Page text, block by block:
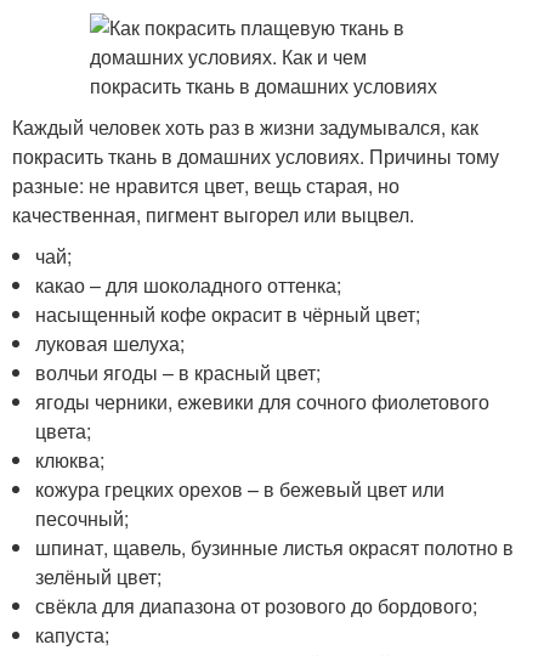
Каждый человек хоть раз в жизни задумывался, как
покрасить ткань в домашних условиях. Причины тому
разные: не нравится цвет, вещь старая, но
качественная, пигмент выгорел или выцвел.
чай;
какао – для шоколадного оттенка;
насыщенный кофе окрасит в чёрный цвет;
луковая шелуха;
волчьи ягоды – в красный цвет;
ягоды черники, ежевики для сочного фиолетового
цвета;
клюква;
кожура грецких орехов – в бежевый цвет или
песочный;
шпинат, щавель, бузинные листья окрасят полотно в
зелёный цвет;
свёкла для диапазона от розового до бордового;
капуста;